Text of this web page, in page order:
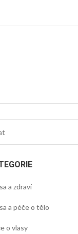
a zdraví
a péče o tělo
o vlasy